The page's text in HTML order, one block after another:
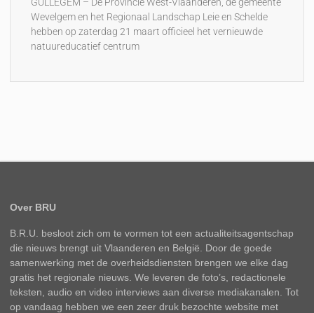
GULLEGEM – De Provincie West-Vlaanderen, de gemeente
Wevelgem en het Regionaal Landschap Leie en Schelde
hebben op zaterdag 21 maart officieel het vernieuwde
natuureducatief centrum
Over BRU
B.R.U. besloot zich om te vormen tot een actualiteitsagentschap
die nieuws brengt uit Vlaanderen en België. Door de goede
samenwerking met de overheidsdiensten brengen we elke dag
gratis het regionale nieuws. We leveren de foto’s, redactionele
teksten, audio en video interviews aan diverse mediakanalen. Tot
op vandaag hebben we een zeer druk bezochte website met